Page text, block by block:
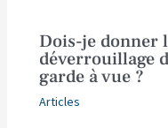
Dois-je donner
déverrouillage
garde à vue ?
Articles